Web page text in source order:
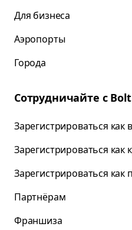
Для бизнеса
Аэропорты
Города
Сотрудничайте с Bolt
Зарегистрироваться как
Зарегистрироваться как
Зарегистрироваться как
Партнёрам
Франшиза